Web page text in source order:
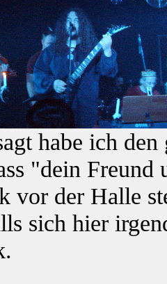
habe ich
"dein
vor der Halle
sich hier